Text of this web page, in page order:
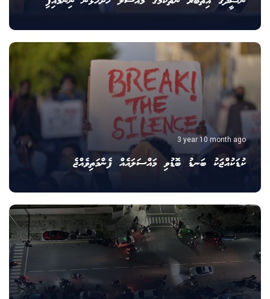
3 year 10 month ago
ކުޑަކުއްޖަކު ބަނޑު ބޮޑުވި މައްސަލައެއް ފެންމަތިވެއްޖެ